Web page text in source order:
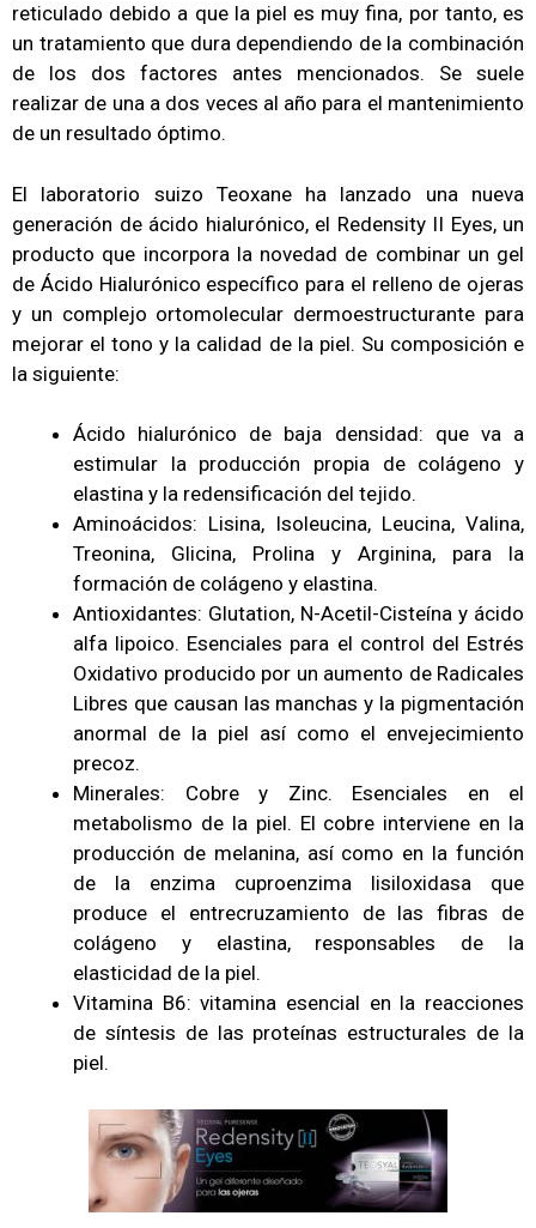
reticulado debido a que la piel es muy fina, por tanto, es
un tratamiento que dura dependiendo de la combinación
de los dos factores antes mencionados. Se suele
realizar de una a dos veces al año para el mantenimiento
de un resultado óptimo.
El laboratorio suizo Teoxane ha lanzado una nueva
generación de ácido hialurónico, el Redensity II Eyes, un
producto que incorpora la novedad de combinar un gel
de Ácido Hialurónico específico para el relleno de ojeras
y un complejo ortomolecular dermoestructurante para
mejorar el tono y la calidad de la piel. Su composición e
la siguiente:
Ácido hialurónico de baja densidad: que va a
estimular la producción propia de colágeno y
elastina y la redensificación del tejido.
Aminoácidos: Lisina, Isoleucina, Leucina, Valina,
Treonina, Glicina, Prolina y Arginina, para la
formación de colágeno y elastina.
Antioxidantes: Glutation, N-Acetil-Cisteína y ácido
alfa lipoico. Esenciales para el control del Estrés
Oxidativo producido por un aumento de Radicales
Libres que causan las manchas y la pigmentación
anormal de la piel así como el envejecimiento
precoz.
Minerales: Cobre y Zinc. Esenciales en el
metabolismo de la piel. El cobre interviene en la
producción de melanina, así como en la función
de la enzima cuproenzima lisiloxidasa que
produce el entrecruzamiento de las fibras de
colágeno y elastina, responsables de la
elasticidad de la piel.
Vitamina B6: vitamina esencial en la reacciones
de síntesis de las proteínas estructurales de la
piel.